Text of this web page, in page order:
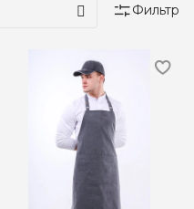
Фильтр